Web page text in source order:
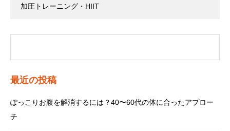
加圧トレーニング・HIIT
最近の投稿
ぽっこりお腹を解消するには？40〜60代の体に合ったアプロー
チ